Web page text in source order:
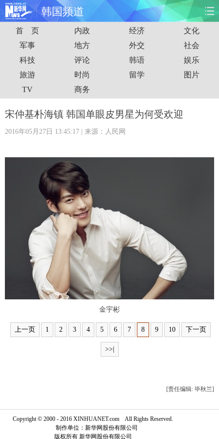
韩国频道
首页 时政 国际 财经
娱乐 体育 人事 教育
时尚 思客
港澳 台湾 华人
科技 能源
健康
公益
富媒体 摄影 新华广播
新华电视中文 新华电视英文 返回PC
首 页 内政 经济
文化
军事
地方 外交
社会
科技
评论 韩语
娱乐
旅游
时尚 留学
图片
TV
商务
宋仲基朴海镇 韩国单眼皮男星为何受欢迎
2016年05月27日 13:45:17 | 来源：人民网
金宇彬
上一页 1 2 3 4 5 6 7 8 9 10 下一页
>>|
[责任编辑: 毕秋兰]
Copyright © 2000 - 2016 XINHUANET.com All Rights Reserved.
制作单位：新华网股份有限公司
版权所有 新华网股份有限公司